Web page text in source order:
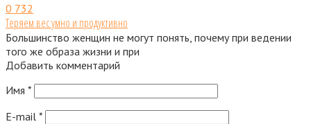
0 732
Теряем вес умно и продуктивно
Большинство женщин не могут понять, почему при ведении
того же образа жизни и при
Добавить комментарий
Имя *
E-mail *